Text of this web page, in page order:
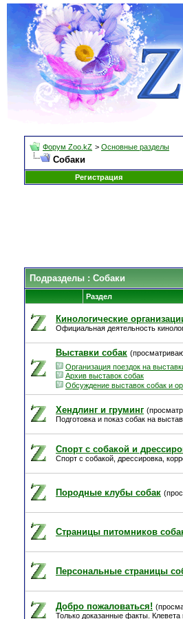
Форум Zoo.kZ > Основные разделы
Собаки
Регистрация
Подразделы : Собаки
Раздел
Кинологические
Официальная деятельность
Выставки собак
Организация поездок на
Архив выставок собак
Обсуждение выставок собак и
Хендлинг и груминг
Подготовка и показ собак на
Спорт с собакой и
Спорт с собакой, дрессировка,
Породные клубы собак
Страницы питомников
Персональные страницы
Добро пожаловаться!
Только доказанные факты. Клевета